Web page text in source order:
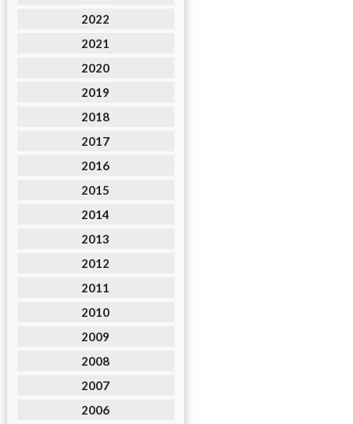
2022
2021
2020
2019
2018
2017
2016
2015
2014
2013
2012
2011
2010
2009
2008
2007
2006